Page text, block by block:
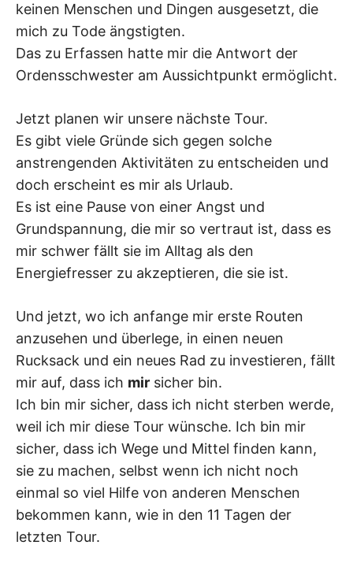
keinen Menschen und Dingen ausgesetzt, die
mich zu Tode ängstigten.
Das zu Erfassen hatte mir die Antwort der
Ordensschwester am Aussichtpunkt ermöglicht.
Jetzt planen wir unsere nächste Tour.
Es gibt viele Gründe sich gegen solche
anstrengenden Aktivitäten zu entscheiden und
doch erscheint es mir als Urlaub.
Es ist eine Pause von einer Angst und
Grundspannung, die mir so vertraut ist, dass es
mir schwer fällt sie im Alltag als den
Energiefresser zu akzeptieren, die sie ist.
Und jetzt, wo ich anfange mir erste Routen
anzusehen und überlege, in einen neuen
Rucksack und ein neues Rad zu investieren, fällt
mir auf, dass ich mir sicher bin.
Ich bin mir sicher, dass ich nicht sterben werde,
weil ich mir diese Tour wünsche. Ich bin mir
sicher, dass ich Wege und Mittel finden kann,
sie zu machen, selbst wenn ich nicht noch
einmal so viel Hilfe von anderen Menschen
bekommen kann, wie in den 11 Tagen der
letzten Tour.